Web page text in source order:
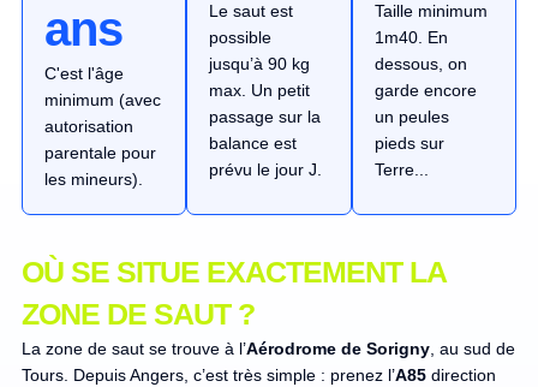
ans
C'est l'âge
minimum (avec
autorisation
parentale pour
les mineurs).
Le saut est
possible
jusqu’à 90 kg
max. Un petit
passage sur la
balance est
prévu le jour J.
Taille minimum
1m40. En
dessous, on
garde encore
un peules
pieds sur
Terre...
OÙ SE SITUE EXACTEMENT LA
ZONE DE SAUT ?
La zone de saut se trouve à l’Aérodrome de Sorigny, au sud de
Tours. Depuis Angers, c’est très simple : prenez l’A85direction